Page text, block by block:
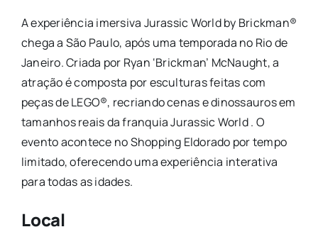
A experiência imersiva Jurassic World by Brickman®
chega a São Paulo, após uma temporada no Rio de
Janeiro. Criada por Ryan ‘Brickman’ McNaught, a
atração é composta por esculturas feitas com
peças de LEGO®, recriando cenas e dinossauros em
tamanhos reais da franquia Jurassic World . O
evento acontece no Shopping Eldorado por tempo
limitado, oferecendo uma experiência interativa
para todas as idades.
Local